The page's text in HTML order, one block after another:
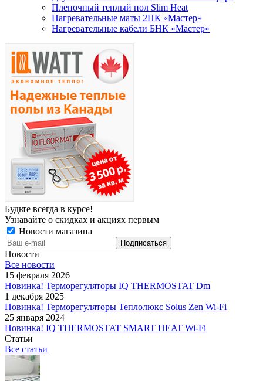
Пленочный теплый пол Slim Heat
Нагревательные маты 2НК «Мастер»
Нагревательные кабели БНК «Мастер»
Будьте всегда в курсе!
Узнавайте о скидках и акциях первым
Новости магазина
Новости
Все новости
15 февраля 2026
Новинка! Терморегуляторы IQ THERMOSTAT Dm
1 декабря 2025
Новинка! Терморегуляторы Теплолюкс Solus Zen Wi-Fi
25 января 2024
Новинка! IQ THERMOSTAT SMART HEAT Wi-Fi
Статьи
Все статьи